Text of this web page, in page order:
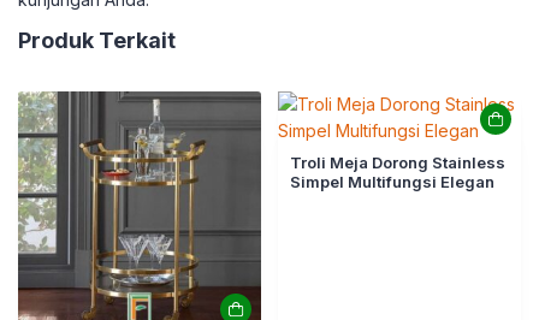
Produk Terkait
Troli Meja Dorong Stainless
Simpel Multifungsi Elegan